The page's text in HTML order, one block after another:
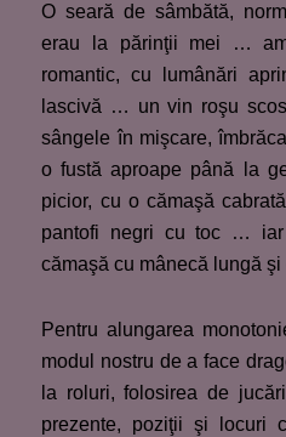
O seară de sâmbătă,
erau la părinţii mei …
romantic, cu lumânări
lascivă … un vin roşu
sângele în mişcare,
o fustă aproape până la
picior, cu o cămaşă
pantofi negri cu toc …
cămaşă cu mânecă lungă
Pentru alungarea
modul nostru de a face
la roluri, folosirea de
prezente, poziţii şi locuri